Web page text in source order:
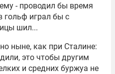
- проводил бы время
гольф играл бы с
шил...
ныне, как при Сталине:
это чтобы другим
и средних буржуа не